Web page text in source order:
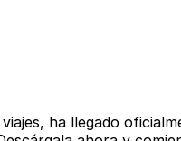
ha llegado